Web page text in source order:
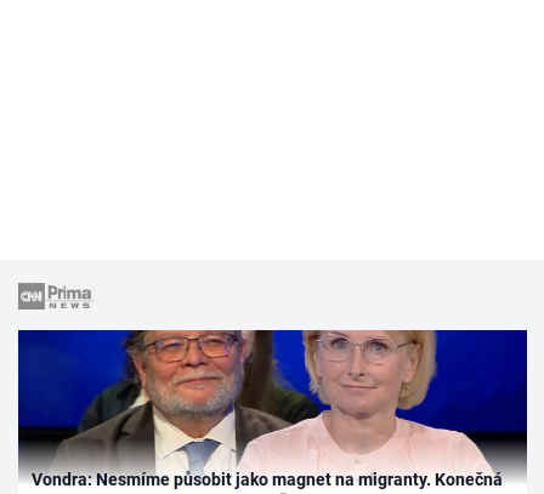
Vondra: Nesmíme působit jako magnet na migranty. Konečná